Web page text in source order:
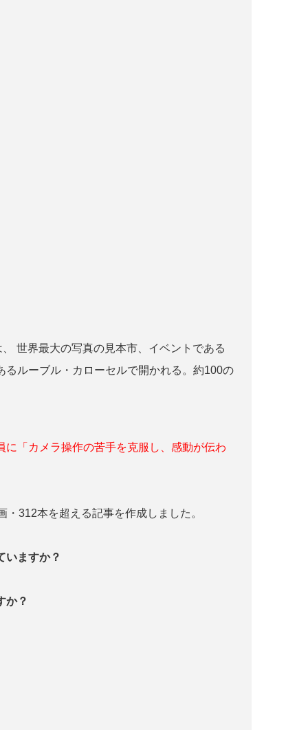
世界最大の写真の見本市、イベントである
ルーブル・カローセルで開かれる。約100の
「カメラ操作の苦手を克服し、感動が伝わ
312本を超える記事を作成しました。
いますか？
か？